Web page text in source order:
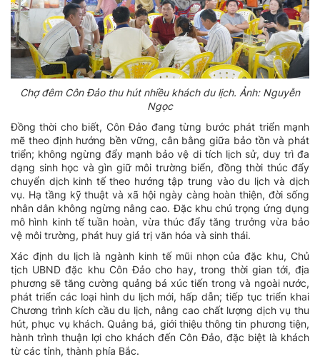
Chợ đêm Côn Đảo thu hút nhiều khách du lịch. Ảnh: Nguyễn
Ngọc
Đồng thời cho biết, Côn Đảo đang từng bước phát triển mạnh
mẽ theo định hướng bền vững, cân bằng giữa bảo tồn và phát
triển; không ngừng đẩy mạnh bảo vệ di tích lịch sử, duy trì đa
dạng sinh học và gìn giữ môi trường biển, đồng thời thúc đẩy
chuyển dịch kinh tế theo hướng tập trung vào du lịch và dịch
vụ. Hạ tầng kỹ thuật và xã hội ngày càng hoàn thiện, đời sống
nhân dân không ngừng nâng cao. Đặc khu chú trọng ứng dụng
mô hình kinh tế tuần hoàn, vừa thúc đẩy tăng trưởng vừa bảo
vệ môi trường, phát huy giá trị văn hóa và sinh thái.
Xác định du lịch là ngành kinh tế mũi nhọn của đặc khu, Chủ
tịch UBND đặc khu Côn Đảo cho hay, trong thời gian tới, địa
phương sẽ tăng cường quảng bá xúc tiến trong và ngoài nước,
phát triển các loại hình du lịch mới, hấp dẫn; tiếp tục triển khai
Chương trình kích cầu du lịch, nâng cao chất lượng dịch vụ thu
hút, phục vụ khách. Quảng bá, giới thiệu thông tin phương tiện,
hành trình thuận lợi cho khách đến Côn Đảo, đặc biệt là khách
từ các tỉnh, thành phía Bắc.